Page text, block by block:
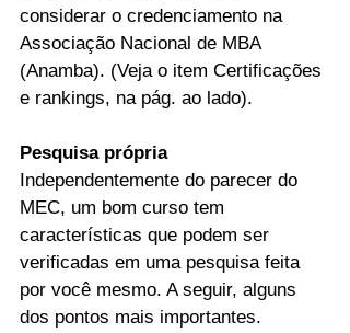
considerar o credenciamento na
Associação Nacional de MBA
(Anamba). (Veja o item Certificações
e rankings, na pág. ao lado).
Pesquisa própria
Independentemente do parecer do
MEC, um bom curso tem
características que podem ser
verificadas em uma pesquisa feita
por você mesmo. A seguir, alguns
dos pontos mais importantes.